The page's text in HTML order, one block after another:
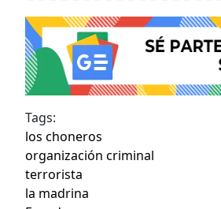
Tags:
los choneros
organización criminal
terrorista
la madrina